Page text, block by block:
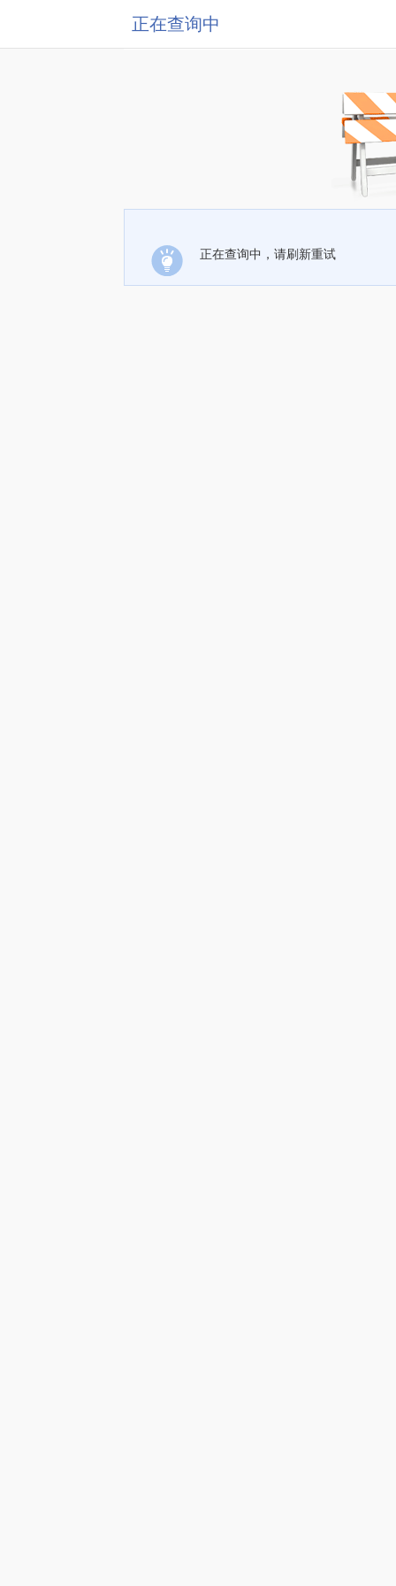
正在查询中
正在查询中，请刷新重试